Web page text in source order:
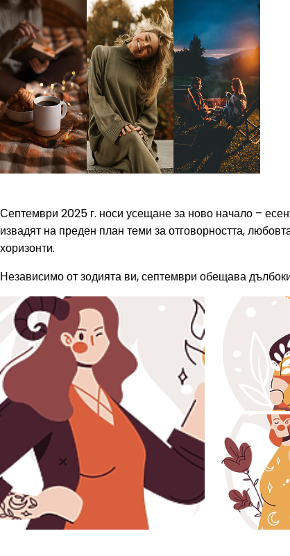
Септември 2025 г. носи усещане за ново начало –
извадят на преден план теми за отговорността,
хоризонти.
Независимо от зодията ви, септември обещава